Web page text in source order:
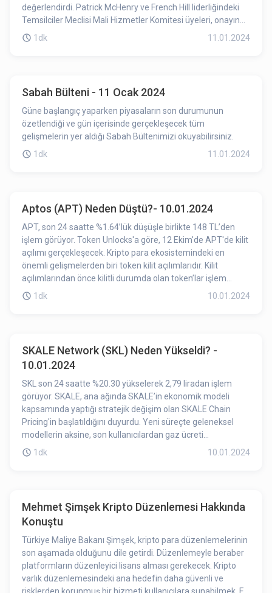
değerlendirdi. Patrick McHenry ve French Hill liderliğindeki
Temsilciler Meclisi Mali Hizmetler Komitesi üyeleri, onayın
dijital varlık piyasasına daha fazla erişim sağlamak adına
1dk 11.01.2024
Sabah Bülteni - 11 Ocak 2024
Güne başlangıç yaparken piyasaların son durumunun
özetlendiği ve gün içerisinde gerçekleşecek tüm
gelişmelerin yer aldığı Sabah Bültenimizi okuyabilirsiniz.
1dk
11.01.2024
Aptos (APT) Neden Düştü?- 10.01.2024
APT, son 24 saatte %1.64’lük düşüşle birlikte 148 TL’den
işlem görüyor. Token Unlocks'a göre, 12 Ekim'de APT'de kilit
açılımı gerçekleşecek. Kripto para ekosistemindeki en
önemli gelişmelerden biri token kilit açılımlarıdır. Kilit
açılımlarından önce kilitli durumda olan token’lar işlem
göremez, alınamaz, satılamaz. Token kilit açılımıyla birlikte
1dk 10.01.2024
SKALE Network (SKL) Neden Yükseldi? -
10.01.2024
SKL son 24 saatte %20.30 yükselerek 2,79 liradan işlem
görüyor. SKALE, ana ağında SKALE’in ekonomik modeli
kapsamında yaptığı stratejik değişim olan SKALE Chain
Pricing'in başlatıldığını duyurdu. Yeni süreçte geleneksel
modellerin aksine, son kullanıcılardan gaz ücreti
alınmayacak. Projenin ana amacının SKALE zincirleri için
yapılacak. Bu gelişmenin SKL üzerinde pozitif etki yarattığını
söyleyebiliriz.
1dk 10.01.2024
Mehmet Şimşek Kripto Düzenlemesi Hakkında
Konuştu
Türkiye Maliye Bakanı Şimşek, kripto para düzenlemelerinin
son aşamada olduğunu dile getirdi. Düzenlemeyle beraber
platformların düzenleyici lisans alması gerekecek. Kripto
varlık düzenlemesindeki ana hedefin daha güvenli ve